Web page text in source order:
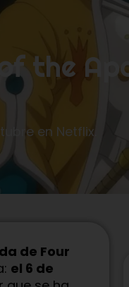
the
en Netflix.
de Four
el 6 de